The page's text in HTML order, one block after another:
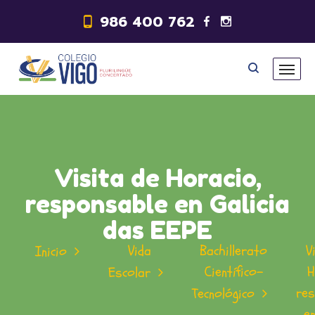
986 400 762
Visita de Horacio,
responsable en Galicia
das EEPE
Inicio
Vida
Escolar
Bachillerato
Científico-
Tecnológico